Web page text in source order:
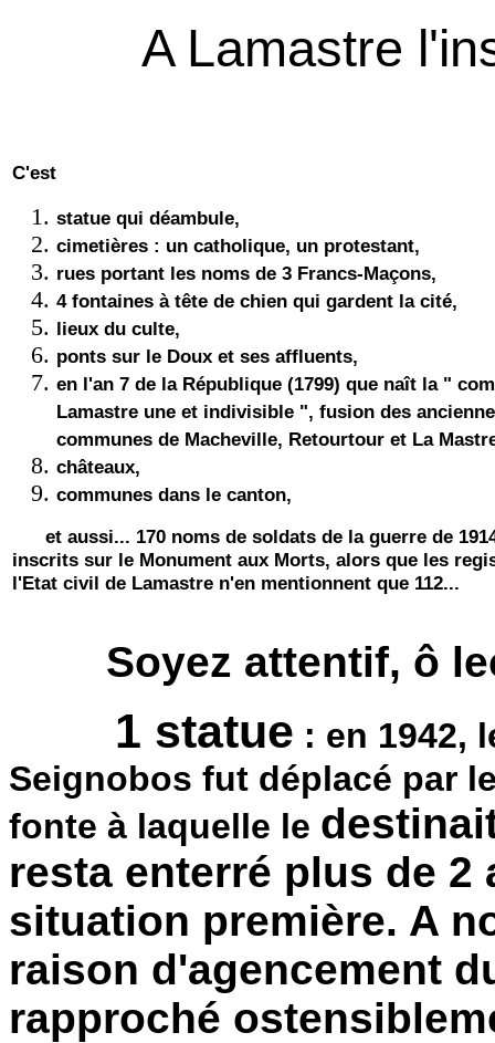
A Lamastre
C'est
statue qui déambule,
cimetières : un catholique, un protestant,
rues portant les noms de 3 Francs-Maçons,
4 fontaines à tête de chien qui gardent la cité,
lieux du culte,
ponts sur le Doux et ses affluents,
en l'an 7 de la République (1799) que naît la "
Lamastre une et indivisible ", fusion des
communes de Macheville, Retourtour et La
châteaux,
communes dans le canton,
et aussi... 170 noms de soldats de la guerre de
inscrits sur le Monument aux Morts, alors que les
l'Etat civil de Lamastre n'en mentionnent que 112...
Soyez attentif, ô
1 statue : en 1942,
Seignobos fut déplacé par
fonte à laquelle le
resta enterré plus de 2
situation première. A
raison d'agencement
rapproché